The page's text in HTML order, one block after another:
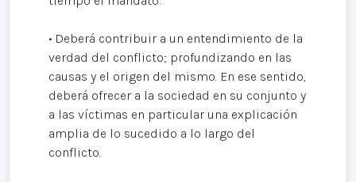
• Deberá contribuir a un entendimiento de la
verdad del conflicto; profundizando en las
causas y el origen del mismo. En ese sentido,
deberá ofrecer a la sociedad en su conjunto y
a las víctimas en particular una explicación
amplia de lo sucedido a lo largo del
conflicto.